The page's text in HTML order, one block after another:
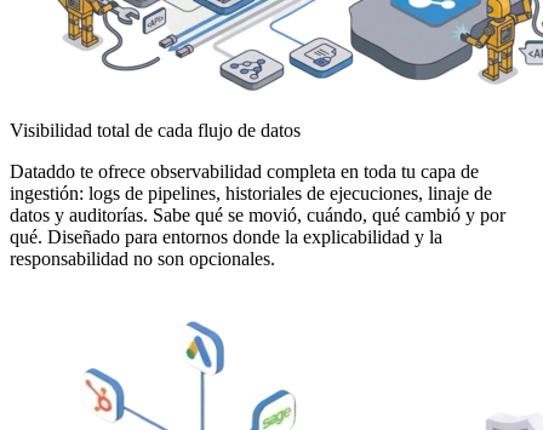
Visibilidad total de cada flujo de datos
Dataddo te ofrece observabilidad completa en toda tu capa de
ingestión: logs de pipelines, historiales de ejecuciones, linaje de
datos y auditorías. Sabe qué se movió, cuándo, qué cambió y por
qué. Diseñado para entornos donde la explicabilidad y la
responsabilidad no son opcionales.